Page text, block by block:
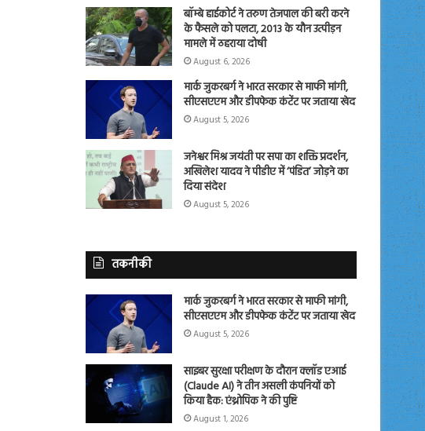
बॉम्बे हाईकोर्ट ने तरुण तेजपाल की बरी करने
के फैसले को पलटा, 2013 के यौन उत्पीड़न
मामले में ठहराया दोषी
August 6, 2026
मार्क जुकरबर्ग ने भारत सरकार से माफी मांगी,
सीएसएएम और डीपफेक कंटेंट पर जताया खेद
August 5, 2026
जनेश्वर मिश्र जयंती पर सपा का शक्ति प्रदर्शन,
अखिलेश यादव ने पीडीए में ‘पंडित’ जोड़ने का
दिया संदेश
August 5, 2026
तकनीकी
मार्क जुकरबर्ग ने भारत सरकार से माफी मांगी,
सीएसएएम और डीपफेक कंटेंट पर जताया खेद
August 5, 2026
साइबर सुरक्षा परीक्षण के दौरान क्लॉड एआई
(Claude AI) ने तीन असली कंपनियों को
किया हैक: एंथ्रोपिक ने की पुष्टि
August 1, 2026